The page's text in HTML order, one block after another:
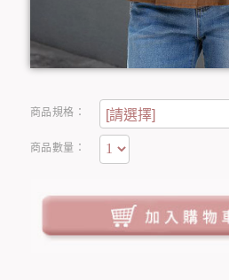
商品規格：
商品數量：